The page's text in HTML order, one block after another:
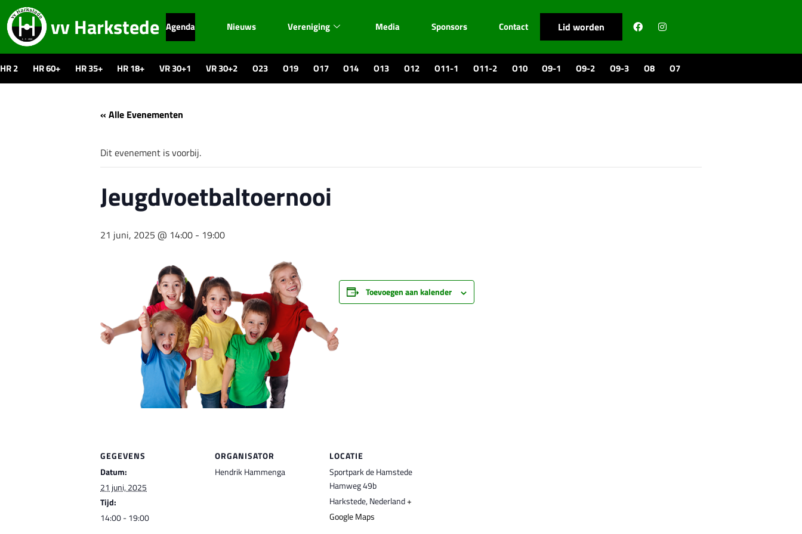
vv Harkstede Agenda Nieuws Vereniging Media Sponsors Contact Lid worden
HR 2 HR 60+ HR 35+ HR 18+ VR 30+1 VR 30+2 O23 O19 O17 O14 O13 O12 O11-1 O11-2 O10 O9-1 O9-2 O9-3 O8 O7
« Alle Evenementen
Dit evenement is voorbij.
Jeugdvoetbaltoernooi
21 juni, 2025 @ 14:00 - 19:00
Toevoegen aan kalender
GEGEVENS
Datum:
21 juni, 2025
Tijd:
14:00 - 19:00
ORGANISATOR
Hendrik Hammenga
LOCATIE
Sportpark de Hamstede
Hamweg 49b
Harkstede,Nederland+
Google Maps